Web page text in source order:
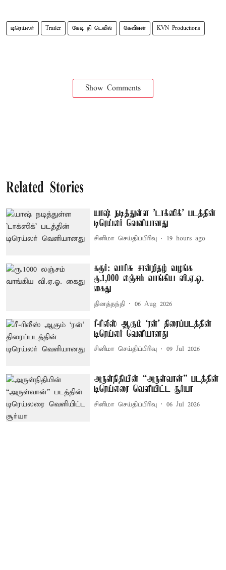
டிரெய்லர் Trailer கேடி தி டெவில் கேவிஎன் KVN Productions
Show Comments
Related Stories
யாஷ் நடித்துள்ள 'டாக்‌ஸிக்' படத்தின்
டிரெய்லர் வெளியானது
சினிமா செய்திப்பிரிவு 19 hours ago
கரூர்: வாரிசு சான்றிதழ் வழங்க
ரூ.1,000 லஞ்சம் வாங்கிய வி.ஏ.ஓ.
கைது
தினத்தந்தி 06 Aug 2026
ரீ-ரிலீஸ் ஆகும் `ரன்' திரைப்படத்தின்
டிரெய்லர் வெளியானது
சினிமா செய்திப்பிரிவு 09 Jul 2026
அருள்நிதியின் “அருள்வான்” படத்தின்
டிரெய்லரை வெளியிட்ட சூர்யா
சினிமா செய்திப்பிரிவு 06 Jul 2026